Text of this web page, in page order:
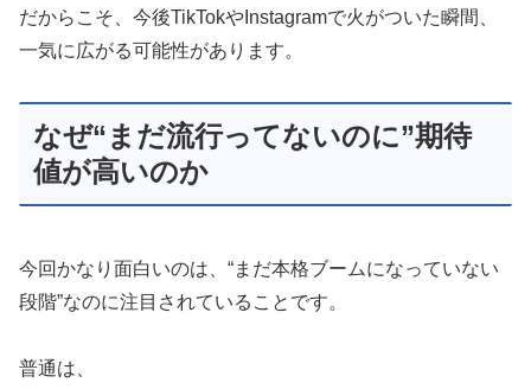
だからこそ、今後TikTokやInstagramで火がついた瞬間、
一気に広がる可能性があります。
なぜ“まだ流行ってないのに”期待
値が高いのか
今回かなり面白いのは、“まだ本格ブームになっていない
段階”なのに注目されていることです。
普通は、